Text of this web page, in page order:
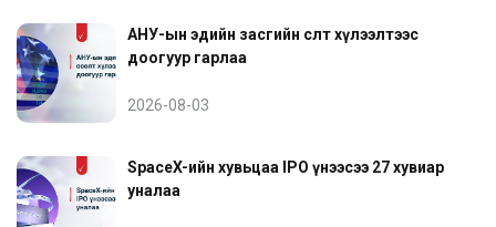
АНУ-ын эдийн засгийн өсөлт хүлээлтээс
доогуур гарлаа
2026-08-03
SpaceX-ийн хувьцаа IPO үнээсээ 27 хувиар
уналаа